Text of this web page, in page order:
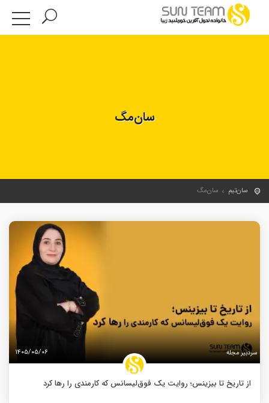
سان‌مگ
سان‌تیم سان‌مگ
سردبیر مجله ۱۴۰۵/۰۵/۰۶
از تاریخ تا بیزینس؛ روایت یک فوق‌لیسانس که کارمندی را رها کرد